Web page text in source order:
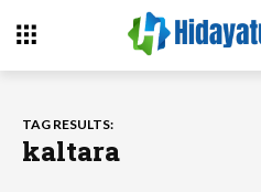
TAG RESULTS:
kaltara